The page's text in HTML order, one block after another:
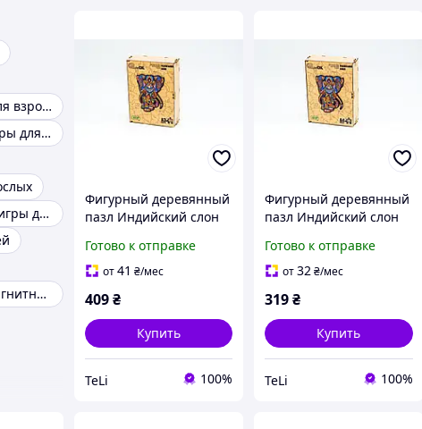
Головоломки для взрослых
Настольные игры для детей
Развивающие игры детям
Настольные магнитные игры
Фигурный деревянный
пазл Индийский слон
головоломка из дерева
в деревянной коробке
Готово к отправке
от41 ₴/мес
409₴
Купить
TeLi 100%
Фигурный деревянный
пазл Индийский слон
головоломка из дерева
в деревянной коробке
Готово к отправке
от32₴/мес
319₴
Купить
TeLi 100%